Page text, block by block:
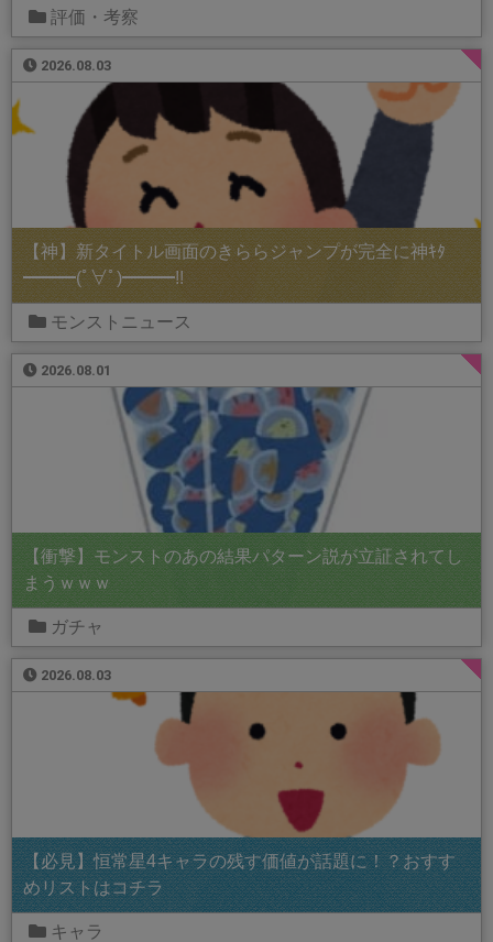
評価・考察
2026.08.03
【神】新タイトル画面のきららジャンプが完全に神ｷﾀ
━━━(ﾟ∀ﾟ)━━━!!
モンストニュース
2026.08.01
【衝撃】モンストのあの結果パターン説が立証されてし
まうｗｗｗ
ガチャ
2026.08.03
【必見】恒常星4キャラの残す価値が話題に！？おすす
めリストはコチラ
キャラ